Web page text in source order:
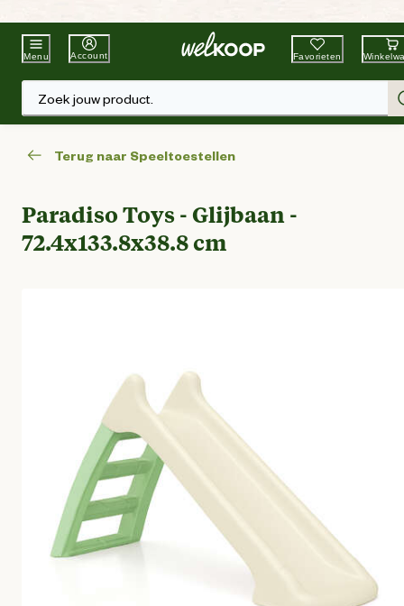
Beste WinkelketenTuin & Dier
Menu Account Favorieten
Zoek jouw product.
Terug naar Speeltoestellen
Paradiso Toys - Glijbaan -
72.4x133.8x38.8 cm